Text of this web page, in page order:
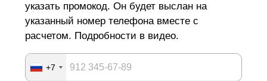
указать промокод. Он будет выслан на
указанный номер телефона вместе с
расчетом. Подробности в видео.
+7